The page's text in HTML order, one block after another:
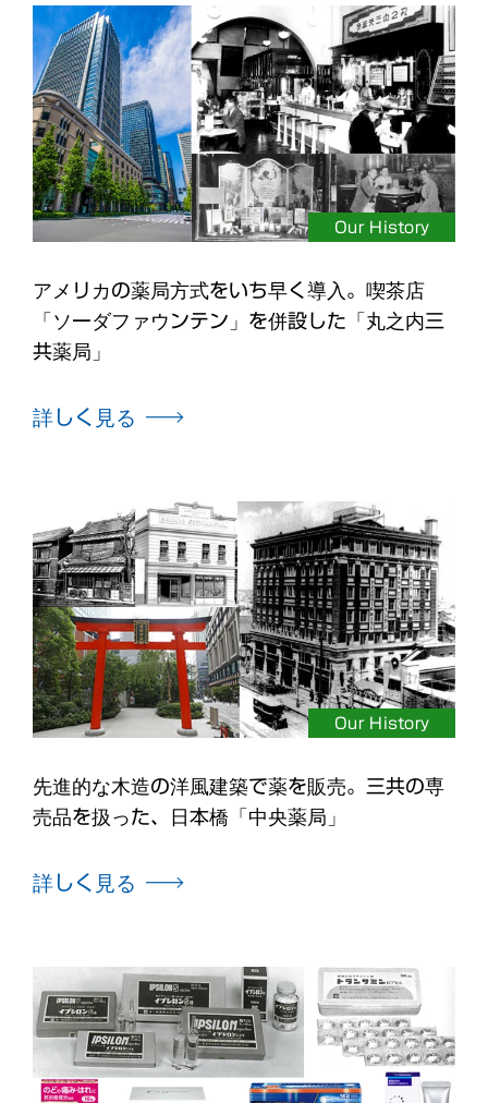
Our History
アメリカの薬局方式をいち早く導入。喫茶店
「ソーダファウンテン」を併設した「丸之内三
共薬局」
詳しく見る
Our History
先進的な木造の洋風建築で薬を販売。三共の専
売品を扱った、日本橋「中央薬局」
詳しく見る